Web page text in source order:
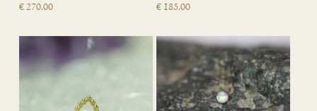
€270,00 € 185,00